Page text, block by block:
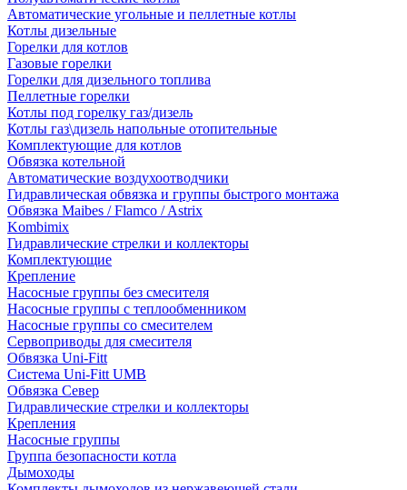
Автоматические угольные и пеллетные котлы
Котлы дизельные
Горелки для котлов
Газовые горелки
Горелки для дизельного топлива
Пеллетные горелки
Котлы под горелку газ/дизель
Котлы газ\дизель напольные отопительные
Комплектующие для котлов
Обвязка котельной
Автоматические воздухоотводчики
Гидравлическая обвязка и группы быстрого монтажа
Обвязка Maibes / Flamco / Astrix
Kombimix
Гидравлические стрелки и коллекторы
Комплектующие
Крепление
Насосные группы без смесителя
Насосные группы с теплообменником
Насосные группы со смесителем
Сервоприводы для смесителя
Обвязка Uni-Fitt
Система Uni-Fitt UMB
Обвязка Север
Гидравлические стрелки и коллекторы
Крепления
Насосные группы
Группа безопасности котла
Дымоходы